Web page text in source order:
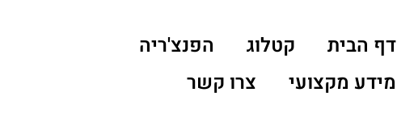
דף הבית קטלוג
הפנצ'ריה
מידע מקצועי
צרו קשר